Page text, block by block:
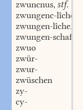
zwuncnus, stf.
zwungenc-lîche
zwungen-lîche,
zwungen-schaft
zwuo
zwür-
zwur-
zwüschen
zy-
cy-